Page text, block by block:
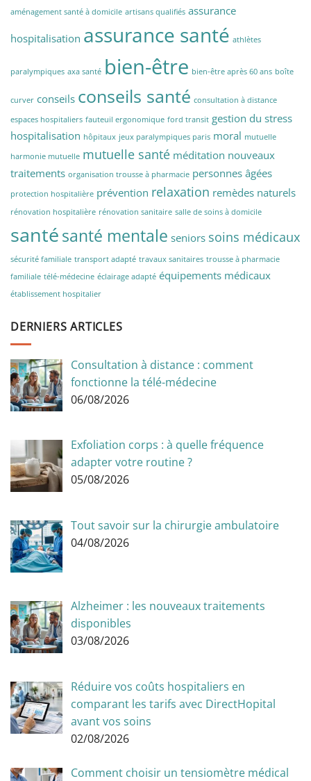
aménagement santé à domicile artisans qualifiés assurance
hospitalisation assurance santé athlètes
paralympiques axa santé bien-être bien-être après 60 ans boîte
curver conseils conseils santé consultation à distance
espaces hospitaliers fauteuil ergonomique ford transit gestion du stress
hospitalisation hôpitaux jeux paralympiques paris moral mutuelle
harmonie mutuelle mutuelle santé méditation nouveaux
traitements organisation trousse à pharmacie personnes âgées
protection hospitalière prévention relaxation remèdes naturels
rénovation hospitalière rénovation sanitaire salle de soins à domicile
santésanté mentale seniors soins médicaux
sécurité familiale transport adapté travaux sanitaires trousse à pharmacie
familiale télé-médecine éclairage adapté équipements médicaux
établissement hospitalier
DERNIERS ARTICLES
Consultation à distance : comment
fonctionne la télé-médecine
06/08/2026
Exfoliation corps : à quelle fréquence
adapter votre routine ?
05/08/2026
Tout savoir sur la chirurgie ambulatoire
04/08/2026
Alzheimer : les nouveaux traitements
disponibles
03/08/2026
Réduire vos coûts hospitaliers en
comparant les tarifs avec DirectHopital
avant vos soins
02/08/2026
Comment choisir un tensiomètre médical